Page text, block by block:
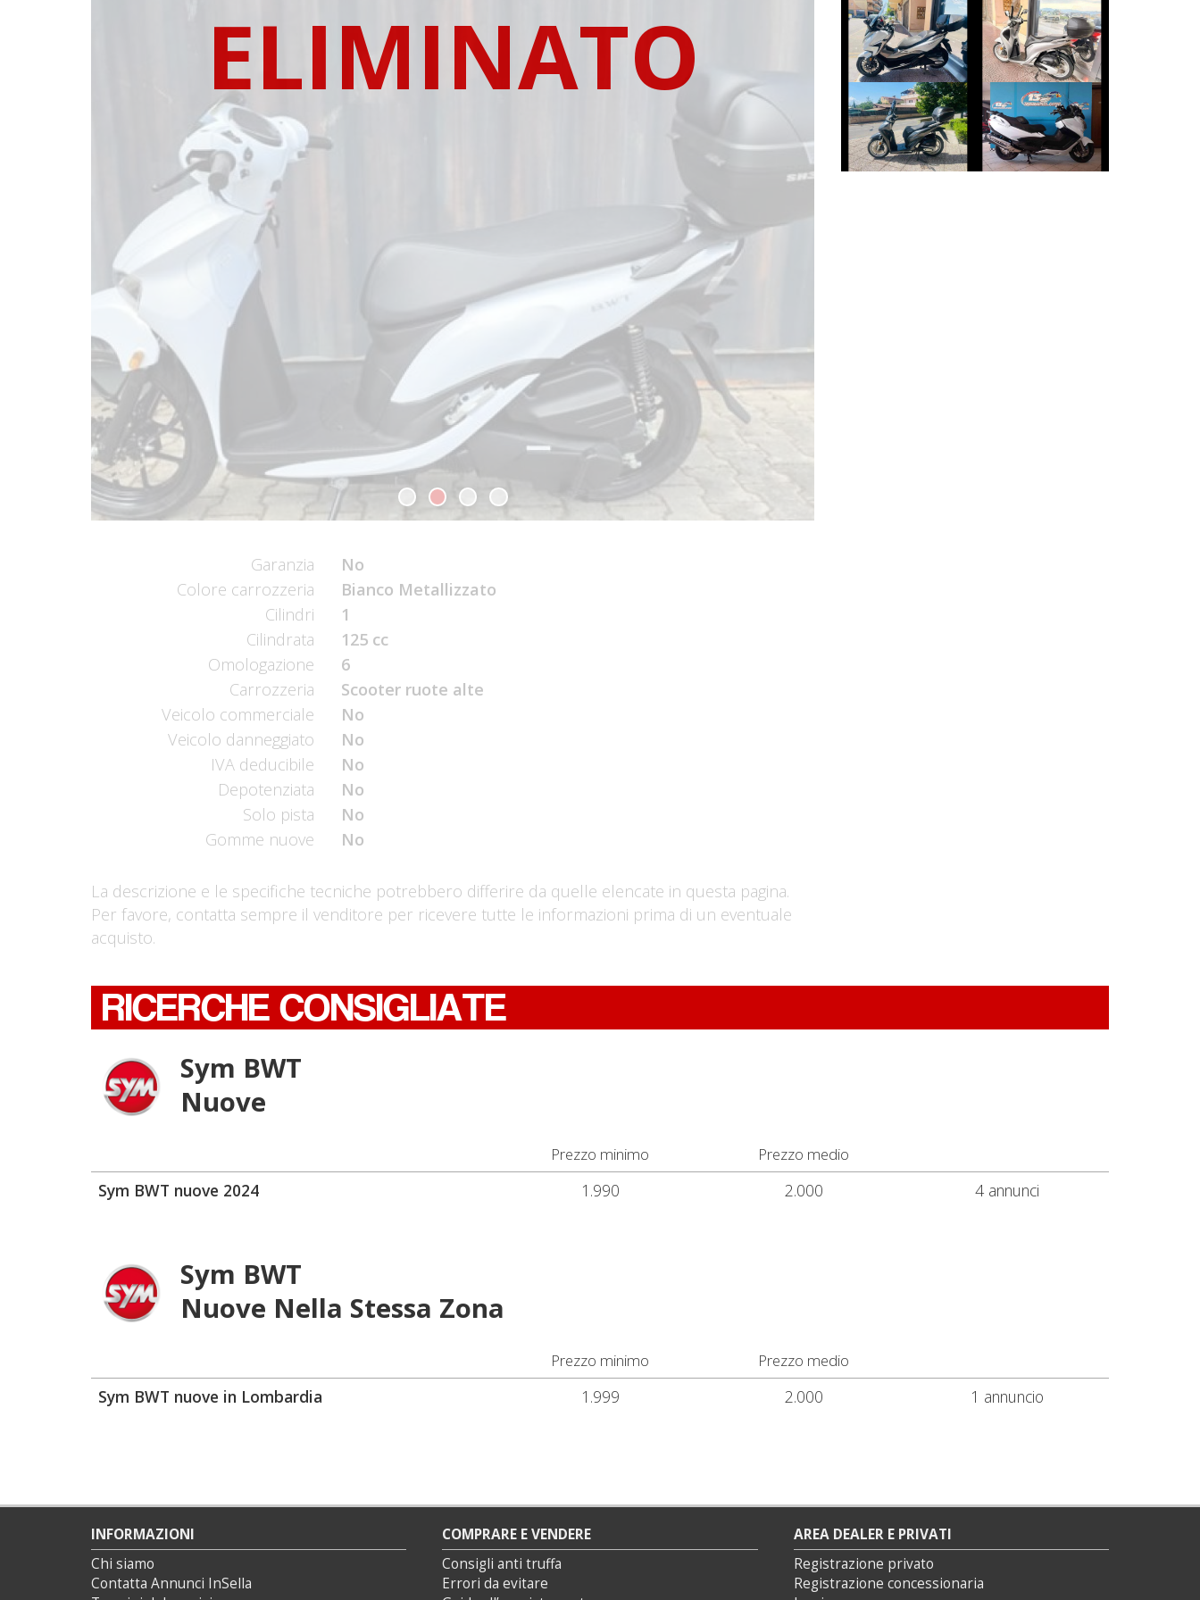
Garanzia
No
Colore carrozzeria
Bianco Metallizzato
Cilindri
1
Cilindrata
125 cc
Omologazione
6
Carrozzeria
Scooter ruote alte
Veicolo commerciale
No
Veicolo danneggiato
No
IVA deducibile
No
Depotenziata
No
Solo pista
No
Gomme nuove
No
La descrizione e le specifiche tecniche potrebbero differire da quelle elencate in questa pagina.
Per favore, contatta sempre il venditore per ricevere tutte le informazioni prima di un eventuale
acquisto.
HONDA FORZA-
350
€ 4.250 €
HONDA SH
€ 2.490 €
HONDA SH
€ 2.390 €
SUZUKI
BURGMAN-650
€ 5.890 €
RICERCHE CONSIGLIATE
Sym BWT
Nuove
Prezzo minimo Prezzo medio
Sym BWT nuove 2024 1.990 2.000 4 annunci
Sym BWT
Nuove Nella Stessa Zona
Prezzo minimo Prezzo medio
Sym BWT nuove in Lombardia 1.999 2.000 1 annuncio
INFORMAZIONI
Chi siamo
Contatta Annunci InSella
COMPRARE E VENDERE
Consigli anti truffa
Errori da evitare
AREA DEALER E PRIVATI
Registrazione privato
Registrazione concessionaria